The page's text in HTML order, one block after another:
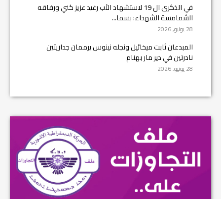
في الذكرى ال 19 لاستشهاد الأب رغيد عزيز كني ورفاقه
الشمامسة الشهداء: بسما...
28 يونيو, 2026
المبدعان ثابت ميخائيل ونجله نينوس يرممان جداريتين
نادرتين في دير مار بهنام
28 يونيو, 2026